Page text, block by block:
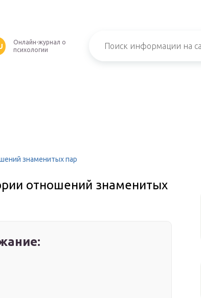
Онлайн-журнал о
психологии
знаменитых пар
отношений знаменитых